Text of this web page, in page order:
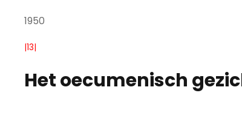
1950
|13|
Het oecumenisch